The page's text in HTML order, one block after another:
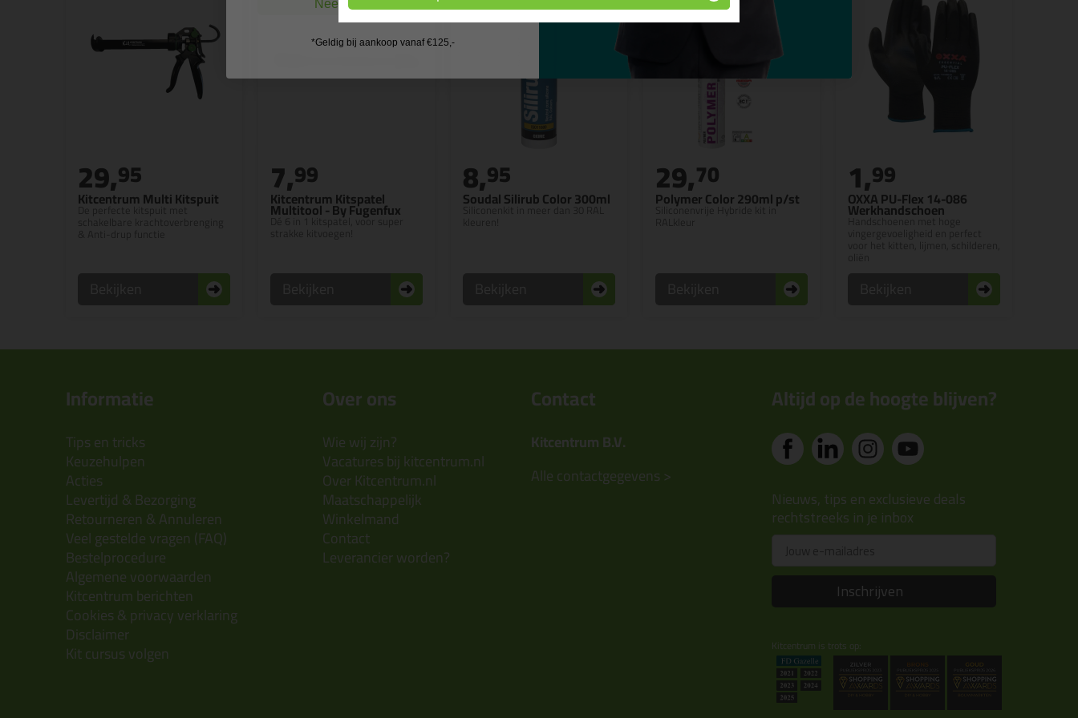
Kitcentrum Multi Kitspuit
De perfecte kitspuit met
29,95
Kitcentrum Kitspatel
Multitool - By Fugenfux
Dé 6 in 1 kitspatel, voor super
7,99
Soudal Silirub Color 300ml
Siliconenkit in meer dan 30 RAL
8,95
Polymer Color 290ml p/st
Siliconenvrije Hybride kit in
29,70
OXXA PU-Flex 14-086
Werkhandschoen
Handschoenen met hoge
1,99
Informatie
Tips en tricks
Keuzehulpen
Acties
Levertijd & Bezorging
Retourneren & Annuleren
Veel gestelde vragen (FAQ)
Bestelprocedure
Algemene voorwaarden
Kitcentrum berichten
Cookies & privacy verklaring
Disclaimer
Kit cursus volgen
Over ons
Wie wij zijn?
Vacatures bij kitcentrum.nl
Over Kitcentrum.nl
Maatschappelijk
Winkelmand
Contact
Leverancier worden?
Contact
Kitcentrum B.V.
Alle contactgegevens >
Altijd op de hoogte blijven?
Nieuws, tips en exclusieve deals
rechtstreeks in je inbox
Inschrijven
Kitcentrum is trots op:
Nee, ik wil geen cadeau
*Geldig bij aankoop vanaf €125,-